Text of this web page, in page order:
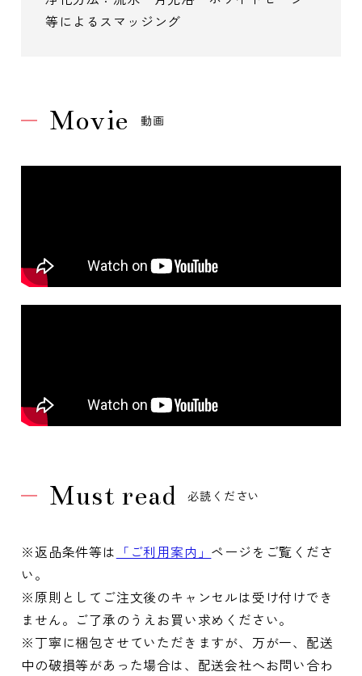
等によるスマッジング
Movie 動画
Must read 必読ください
※返品条件等は 「ご利用案内」 ページをご覧くださ
い。
※原則としてご注文後のキャンセルは受け付けでき
ません。ご了承のうえお買い求めください。
※丁寧に梱包させていただきますが、万が一、配送
中の破損等があった場合は、配送会社へお問い合わ